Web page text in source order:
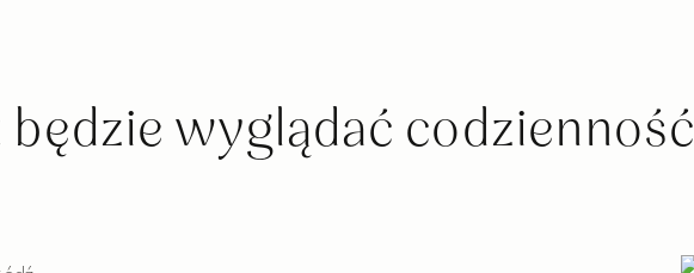
będzie wyglądać codzienność